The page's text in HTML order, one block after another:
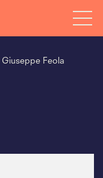
Giuseppe Feola